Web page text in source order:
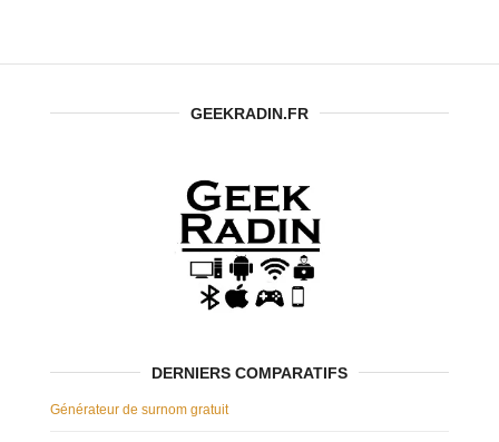
GEEKRADIN.FR
DERNIERS COMPARATIFS
Générateur de surnom gratuit